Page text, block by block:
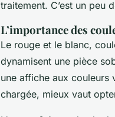
traitement. C’est un peu
L’importance des
Le rouge et le blanc,
dynamisent une pièce
une affiche aux couleurs
chargée, mieux vaut